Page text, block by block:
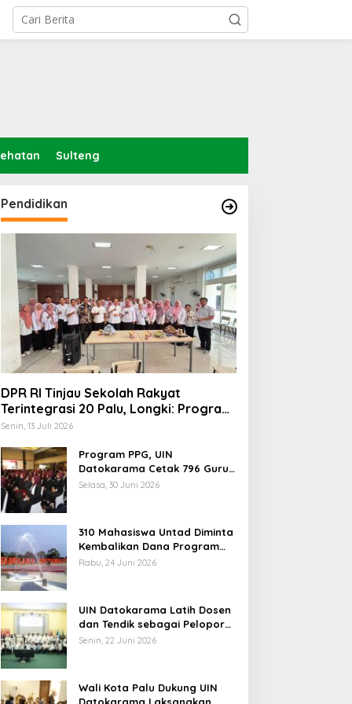
Sulteng
Pendidikan
DPR RI Tinjau Sekolah Rakyat
Terintegrasi 20 Palu, Longki: Program
Prabowo Angkat Martabat Anak
Senin, 13 Juli 2026
Program PPG, UIN
Datokarama Cetak 796 Guru
Profesional
Selasa, 30 Juni 2026
310 Mahasiswa Untad Diminta
Kembalikan Dana Program
Berani Cerdas, Kadisdik
Rabu, 24 Juni 2026
UIN Datokarama Latih Dosen
dan Tendik sebagai Pelopor
Moderasi Beragama
Senin, 22 Juni 2026
Wali Kota Palu Dukung UIN